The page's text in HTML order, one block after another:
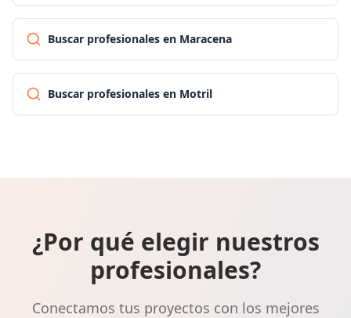
Buscar profesionales en Maracena
Buscar profesionales en Motril
¿Por qué elegir nuestros
profesionales?
Conectamos tus proyectos con los mejores